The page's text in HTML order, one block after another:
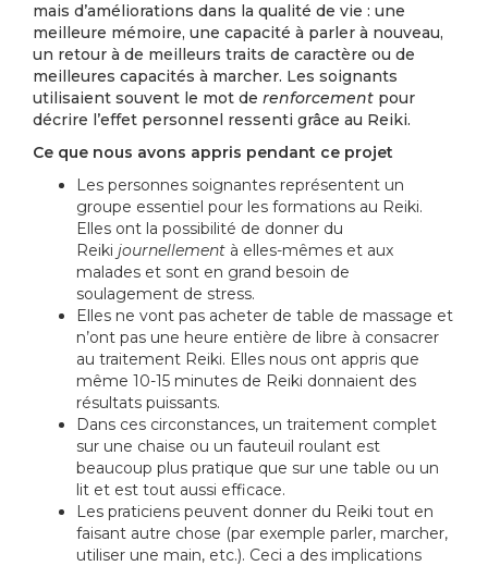
mais d’améliorations dans la qualité de vie : une
meilleure mémoire, une capacité à parler à nouveau,
un retour à de meilleurs traits de caractère ou de
meilleures capacités à marcher. Les soignants
utilisaient souvent le mot de renforcement pour
décrire l’effet personnel ressenti grâce au Reiki.
Ce que nous avons appris pendant ce projet
Les personnes soignantes représentent un
groupe essentiel pour les formations au Reiki.
Elles ont la possibilité de donner du
Reiki journellement à elles-mêmes et aux
malades et sont en grand besoin de
soulagement de stress.
Elles ne vont pas acheter de table de massage et
n’ont pas une heure entière de libre à consacrer
au traitement Reiki. Elles nous ont appris que
même 10-15 minutes de Reiki donnaient des
résultats puissants.
Dans ces circonstances, un traitement complet
sur une chaise ou un fauteuil roulant est
beaucoup plus pratique que sur une table ou un
lit et est tout aussi efficace.
Les praticiens peuvent donner du Reiki tout en
faisant autre chose (par exemple parler, marcher,
utiliser une main, etc.). Ceci a des implications